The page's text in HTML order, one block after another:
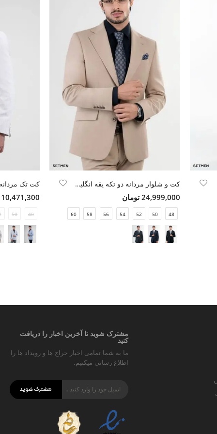
کت و شلوار مردانه دو تکه یقه انگلیسی
24,999,000 تومان
48
50
52
54
56
58
60
10,471,300 تومان
48
50
مشترک شوید تا آخرین اخبار را دریافت
کنید
ما به شما تمامی اخبار حراج ها و رویداد ها را
اطلاع رسانی میکنیم.
مشترک شوید